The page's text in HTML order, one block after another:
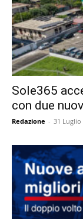
Sole365
con due
Redazione - 31 Luglio